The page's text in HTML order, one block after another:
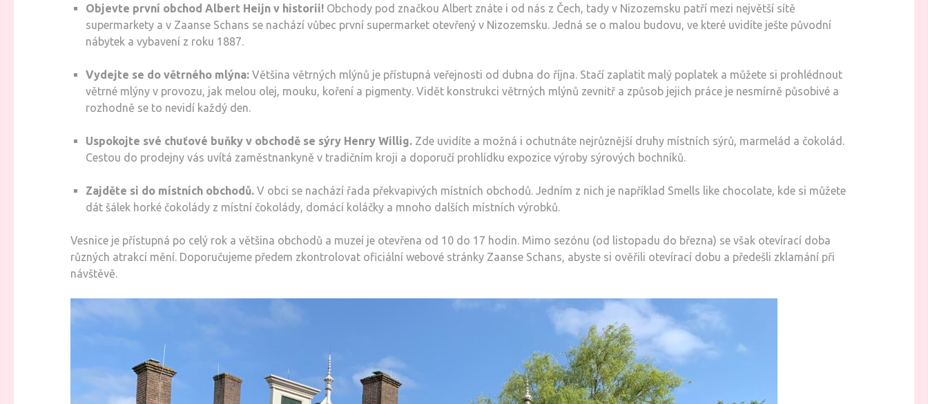
Objevte první obchod Albert Heijn v historii! Obchody pod značkou Albert znáte i od nás z Čech, tady v Nizozemsku patří mezi největší sítě
supermarkety a v Zaanse Schans se nachází vůbec první supermarket otevřený v Nizozemsku. Jedná se o malou budovu, ve které uvidíte ješte původní
nábytek a vybavení z roku 1887.
Vydejte se do větrného mlýna: Většina větrných mlýnů je přístupná veřejnosti od dubna do října. Stačí zaplatit malý poplatek a můžete si prohlédnout
větrné mlýny v provozu, jak melou olej, mouku, koření a pigmenty. Vidět konstrukci větrných mlýnů zevnitř a způsob jejich práce je nesmírně působivé a
rozhodně se to nevidí každý den.
Uspokojte své chuťové buňky v obchodě se sýry Henry Willig. Zde uvidíte a možná i ochutnáte nejrůznější druhy místních sýrů, marmelád a čokolád.
Cestou do prodejny vás uvítá zaměstnankyně v tradičním kroji a doporučí prohlídku expozice výroby sýrových bochníků.
Zajděte si do místních obchodů. V obci se nachází řada překvapivých místních obchodů. Jedním z nich je například Smells like chocolate, kde si můžete
dát šálek horké čokolády z místní čokolády, domácí koláčky a mnoho dalších místních výrobků.
Vesnice je přístupná po celý rok a většina obchodů a muzeí je otevřena od 10 do 17 hodin. Mimo sezónu (od listopadu do března) se však otevírací doba
různých atrakcí mění. Doporučujeme předem zkontrolovat oficiální webové stránky Zaanse Schans, abyste si ověřili otevírací dobu a předešli zklamání při
návštěvě.